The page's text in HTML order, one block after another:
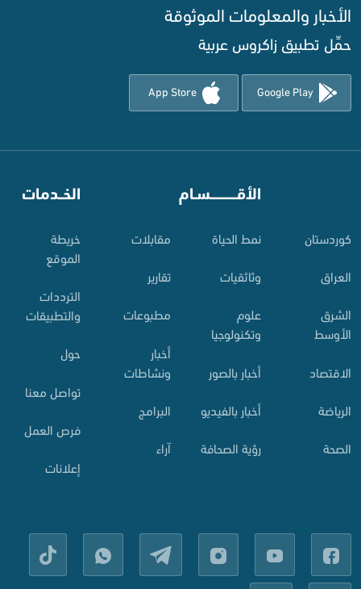
الأخبار والمعلومات الموثوقة‌
حمِّل تطبيق زاكروس عربية
Google Play
App Store
کوردستان
العراق
الشرق
الأوسط
الاقتصاد
الرياضة
الصحة
الأقـــــــــــسـام
نمط الحياة
وثائقيات
علوم
وتكنولوجيا
أخبار بالصور
أخبار بالفيديو
رؤية الصحافة
مقابلات
تقارير
مطبوعات
أخبار
ونشاطات
البرامج
آراء
الخــدمات
خريطة
الموقع
الترددات
والتطبيقات
حول
تواصل معنا
فرص العمل
إعلانات